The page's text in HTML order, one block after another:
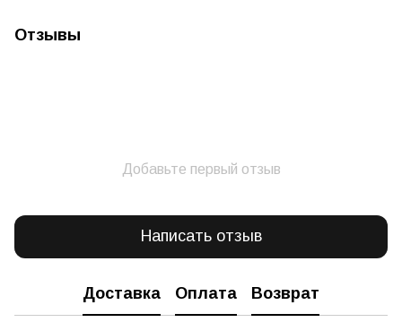
Отзывы
Добавьте первый отзыв
Написать отзыв
Доставка Оплата Возврат